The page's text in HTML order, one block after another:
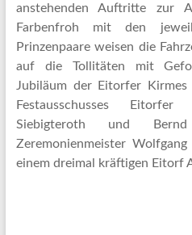
anstehenden Auftritte zur
Farbenfroh mit den
Prinzenpaare weisen die
auf die Tollitäten mit
Jubiläum der Eitorfer
Festausschusses
Siebigteroth und
Zeremonienmeister
einem dreimal kräftigen Eitorf